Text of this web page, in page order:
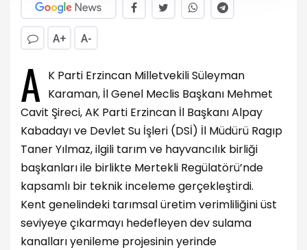
A+ A-
A K Parti Erzincan Milletvekili Süleyman
Karaman, İl Genel Meclis Başkanı Mehmet
Cavit Şireci, AK Parti Erzincan İl Başkanı Alpay
Kabadayı ve Devlet Su İşleri (DSİ) İl Müdürü Ragıp
Taner Yılmaz, ilgili tarım ve hayvancılık birliği
başkanları ile birlikte Mertekli Regülatörü’nde
kapsamlı bir teknik inceleme gerçekleştirdi.
Kent genelindeki tarımsal üretim verimliliğini üst
seviyeye çıkarmayı hedefleyen dev sulama
kanalları yenileme projesinin yerinde